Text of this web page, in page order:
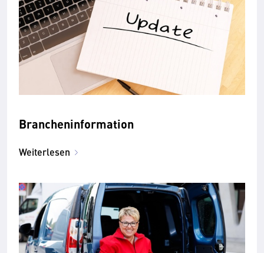
Brancheninformation
Weiterlesen